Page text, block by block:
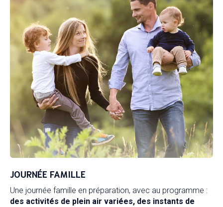
JOURNÉE FAMILLE
Une journée famille en préparation, avec au programme :
des activités de plein air variées, des instants de